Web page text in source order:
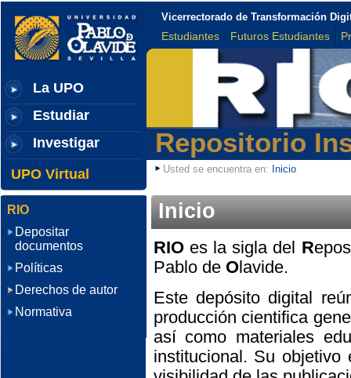
La UPO
Estudiar
Investigar
UPO Virtual
Vicerrectorado de Transformación
Estudiantes Futuros Estudiantes
Repositorio
Usted se encuentra en: Inicio
Inicio
RIOes la sigla del R
Pablo de Olavide.
Este depósito digital
producción cientifica
así como materiales
institucional. Su
RIO
Depositar
documentos
Políticas
Derechos de autor
Normativa